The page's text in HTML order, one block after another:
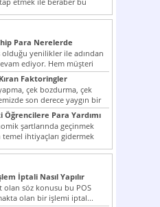
Para Nerelerde
olduğu yenilikler ile adından
ediyor. Hem müşteri
hem...
Faktoringler
çek bozdurma, çek
son derece yaygın bir
Para Yardımı
şartlarında geçinmek
ihtiyaçları gidermek
zor olmak...
İptali Nasıl Yapılır
olan söz konusu bu POS
olan bir işlemi iptal...